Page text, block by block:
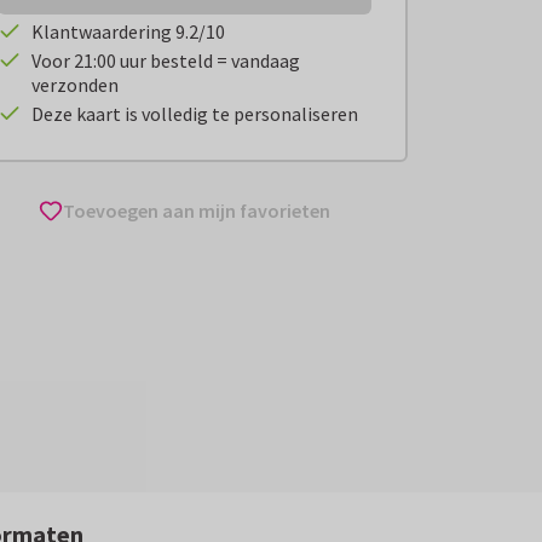
Klantwaardering 9.2/10
Voor 21:00 uur besteld = vandaag
verzonden
Deze kaart is volledig te personaliseren
Toevoegen aan mijn favorieten